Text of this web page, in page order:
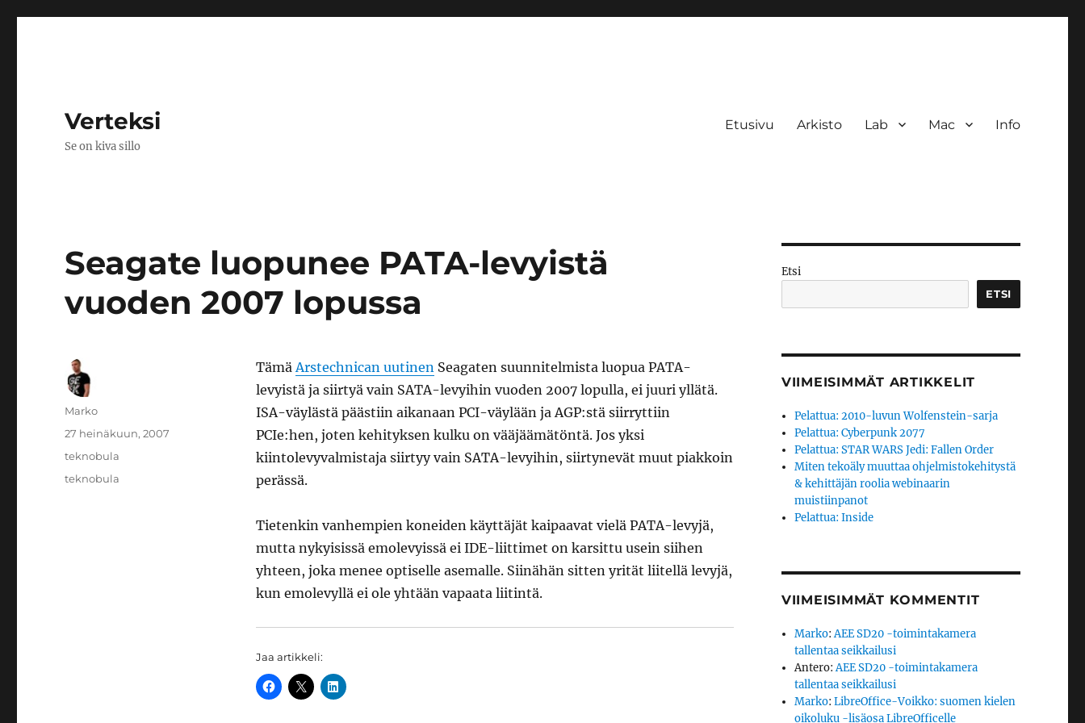
Verteksi
Se on kiva sillo
Etusivu Arkisto Lab Mac Info
Seagate luopunee PATA-levyistä
vuoden 2007 lopussa
TämäArstechnican uutinenSeagaten suunnitelmista luopua PATA-
levyistä ja siirtyä vain SATA-levyihin vuoden 2007 lopulla, ei juuri yllätä.
ISA-väylästä päästiin aikanaan PCI-väylään ja AGP:stä siirryttiin
PCIe:hen, joten kehityksen kulku on vääjäämätöntä. Jos yksi
kiintolevyvalmistaja siirtyy vain SATA-levyihin, siirtynevät muut piakkoin
perässä.
Tietenkin vanhempien koneiden käyttäjät kaipaavat vielä PATA-levyjä,
mutta nykyisissä emolevyissä ei IDE-liittimet on karsittu usein siihen
yhteen, joka menee optiselle asemalle. Siinähän sitten yrität liitellä levyjä,
kun emolevyllä ei ole yhtään vapaata liitintä.
Jaa artikkeli:
Kirjoittaja
Marko
Julkaistu
27 heinäkuun, 2007
Kategoriat
teknobula
Avainsanat
teknobula
Etsi
ETSI
VIIMEISIMMÄT ARTIKKELIT
Pelattua: 2010-luvun Wolfenstein-sarja
Pelattua: Cyberpunk 2077
Pelattua: STAR WARS Jedi: Fallen Order
Miten tekoäly muuttaa ohjelmistokehitystä
& kehittäjän roolia webinaarin
muistiinpanot
Pelattua: Inside
VIIMEISIMMÄT KOMMENTIT
Marko:AEE SD20 -toimintakamera
tallentaa seikkailusi
Antero:AEE SD20 -toimintakamera
tallentaa seikkailusi
Marko:LibreOffice-Voikko: suomen kielen
oikoluku -lisäosa LibreOfficelle